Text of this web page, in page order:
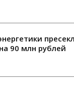
90 млн рублей